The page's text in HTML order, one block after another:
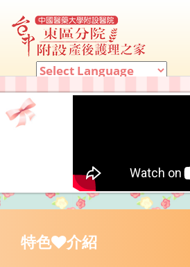
Powered by Translate
特色 介紹